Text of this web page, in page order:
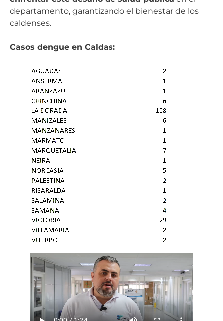
departamento, garantizando el bienestar de los
caldenses.
Casos dengue en Caldas: